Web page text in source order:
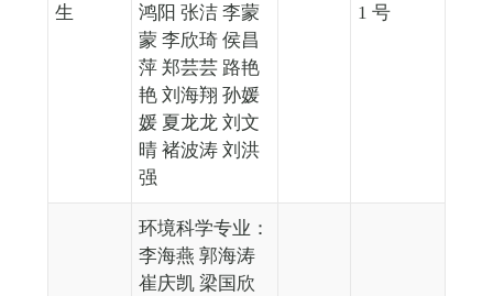
生
鸿阳 张洁 李蒙
蒙 李欣琦 侯昌
萍 郑芸芸 路艳
艳 刘海翔 孙媛
媛 夏龙龙 刘文
晴 褚波涛 刘洪
强
1 号
环境科学专业：
李海燕 郭海涛
崔庆凯 梁国欣